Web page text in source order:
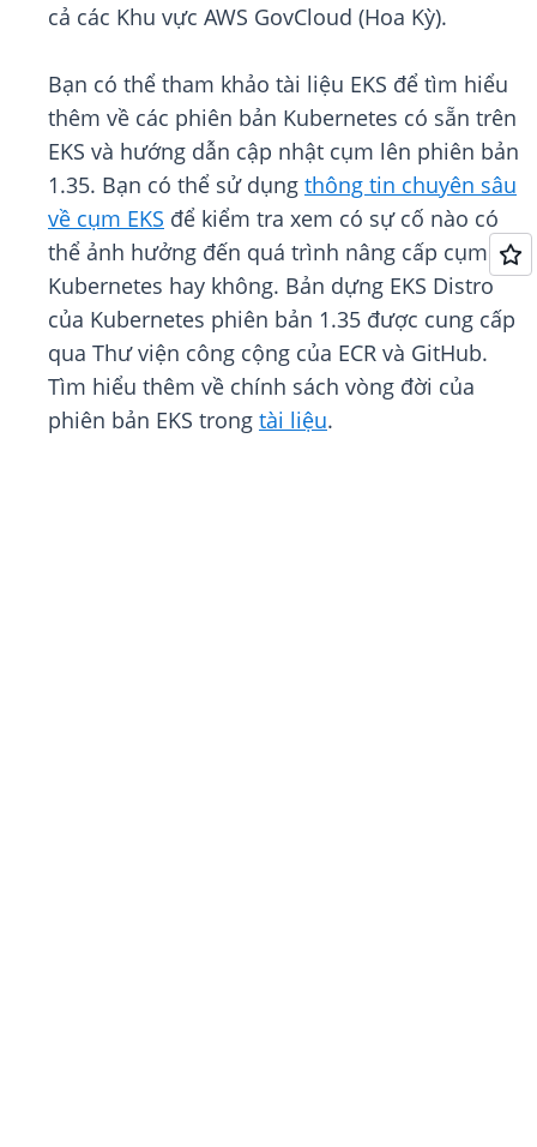
cả các Khu vực AWS GovCloud (Hoa Kỳ).
Bạn có thể tham khảo tài liệu EKS để tìm hiểu
thêm về các phiên bản Kubernetes có sẵn trên
EKS và hướng dẫn cập nhật cụm lên phiên bản
1.35. Bạn có thể sử dụng thông tin chuyên sâu
về cụm EKS để kiểm tra xem có sự cố nào có
thể ảnh hưởng đến quá trình nâng cấp cụm
Kubernetes hay không. Bản dựng EKS Distro
của Kubernetes phiên bản 1.35 được cung cấp
qua Thư viện công cộng của ECR và GitHub.
Tìm hiểu thêm về chính sách vòng đời của
phiên bản EKS trong tài liệu.